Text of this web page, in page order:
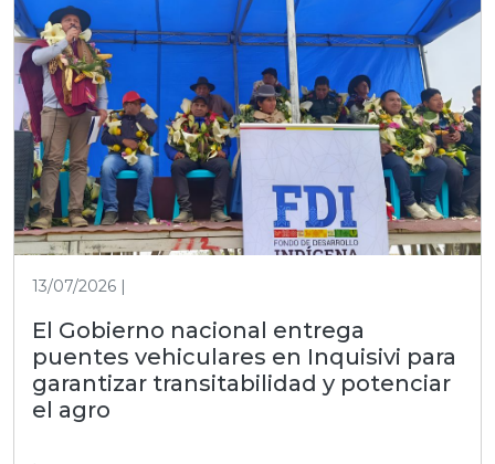
13/07/2026 |
El Gobierno nacional entrega
puentes vehiculares en Inquisivi para
garantizar transitabilidad y potenciar
el agro